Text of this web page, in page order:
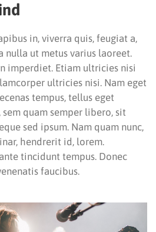
in, viverra quis, feugiat a,
nulla ut metus varius laoreet.
imperdiet. Etiam ultricies nisi
ultricies nisi. Nam eget
tempus, tellus eget
quam semper libero, sit
sed ipsum. Nam quam nunc,
hendrerit id, lorem.
tincidunt tempus. Donec
faucibus.